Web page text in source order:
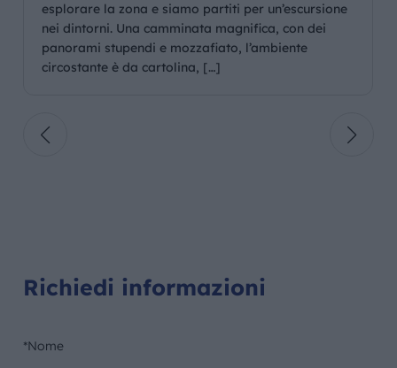
esplorare la zona e siamo partiti per un’escursione
nei dintorni. Una camminata magnifica, con dei
panorami stupendi e mozzafiato, l’ambiente
circostante è da cartolina, […]
Richiedi informazioni
*Nome